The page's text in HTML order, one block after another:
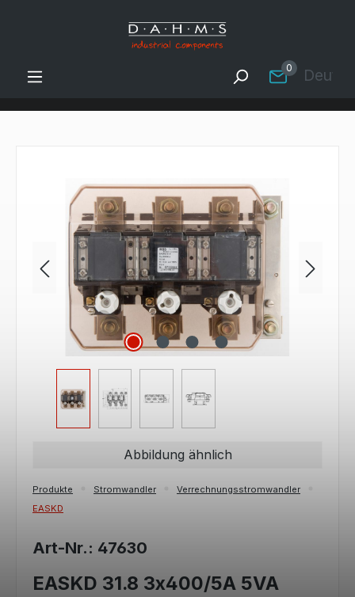
Zum Hauptinhalt springen
0
Bildergalerie überspringen
Abbildung ähnlich
Produkte Stromwandler
Verrechnungsstromwandler
EASKD
Art-Nr.: 47630
EASKD 31.8 3x400/5A 5VA